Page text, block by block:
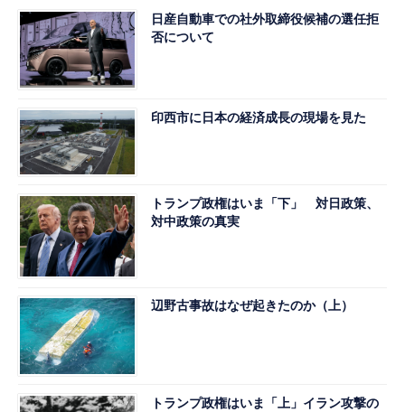
日産自動車での社外取締役候補の選任拒
否について
印西市に日本の経済成長の現場を見た
トランプ政権はいま「下」 対日政策、
対中政策の真実
辺野古事故はなぜ起きたのか（上）
トランプ政権はいま「上」イラン攻撃の